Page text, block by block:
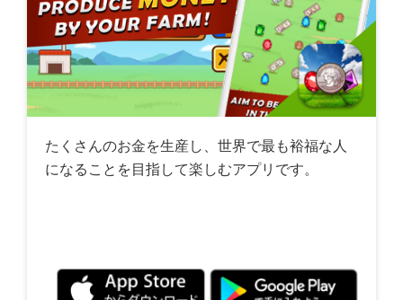
たくさんのお金を生産し、世界で最も裕福な人
になることを目指して楽しむアプリです。